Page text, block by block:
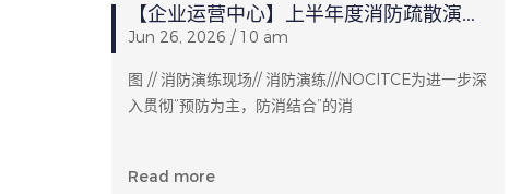
【企业运营中心】上半年度消防疏散演练圆满结束
Jun 26, 2026 / 10 am
图 // 消防演练现场// 消防演练///NOCITCE为进一步深
入贯彻“预防为主，防消结合”的消
Read more